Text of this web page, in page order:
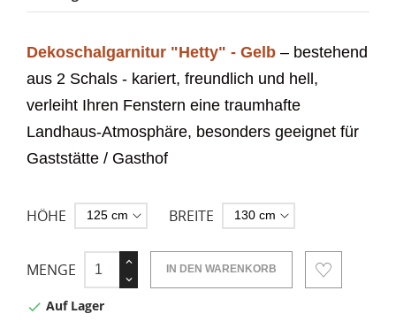
Dekoschalgarnitur "Hetty" - Gelb – bestehend
aus 2 Schals - kariert, freundlich und hell,
verleiht Ihren Fenstern eine traumhafte
Landhaus-Atmosphäre, besonders geeignet für
Gaststätte / Gasthof
HÖHE BREITE
MENGE IN DEN WARENKORB
 Auf Lager